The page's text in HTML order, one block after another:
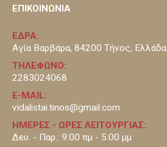
ΕΠΙΚΟΙΝΩΝΙΑ
ΕΔΡΑ:
Αγία Βαρβάρα, 84200 Τήνος, Ελλάδα
ΤΗΛΕΦΩΝΟ:
2283024068
E-MAIL:
vidalistai.tinos@gmail.com
ΗΜΕΡΕΣ - ΩΡΕΣ ΛΕΙΤΟΥΡΓΙΑΣ:
Δευ. - Παρ.: 9:00 πμ - 5:00 μμ